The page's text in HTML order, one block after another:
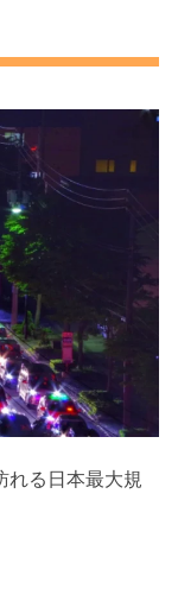
れる日本最大規